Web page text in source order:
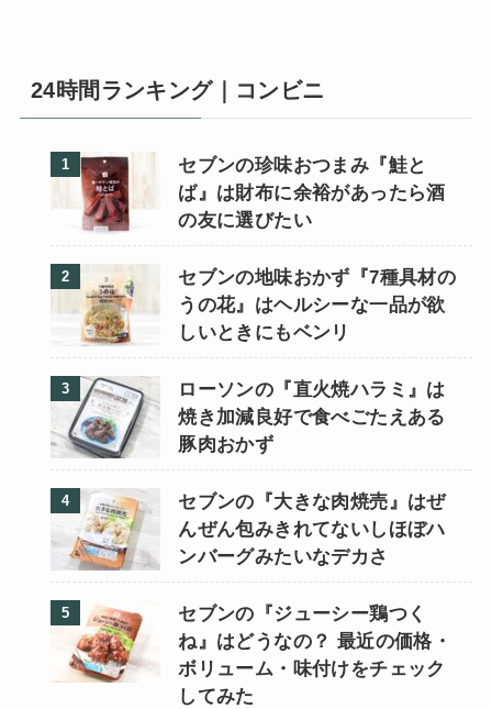
24時間ランキング｜コンビニ
セブンの珍味おつまみ『鮭と
ば』は財布に余裕があったら酒
の友に選びたい
セブンの地味おかず『7種具材の
うの花』はヘルシーな一品が欲
しいときにもベンリ
ローソンの『直火焼ハラミ』は
焼き加減良好で食べごたえある
豚肉おかず
セブンの『大きな肉焼売』はぜ
んぜん包みきれてないしほぼハ
ンバーグみたいなデカさ
セブンの『ジューシー鶏つく
ね』はどうなの？ 最近の価格・
ボリューム・味付けをチェック
してみた